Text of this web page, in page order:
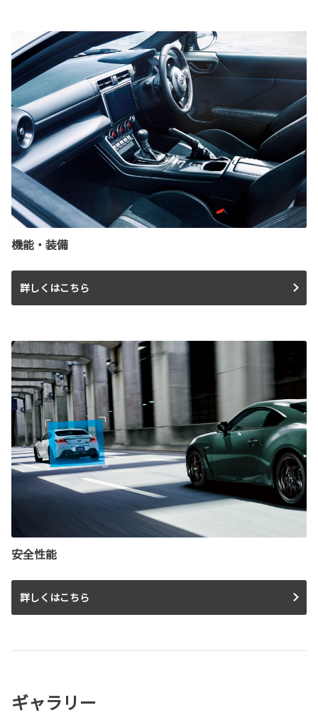
機能・装備
詳しくはこちら
安全性能
詳しくはこちら
ギャラリー